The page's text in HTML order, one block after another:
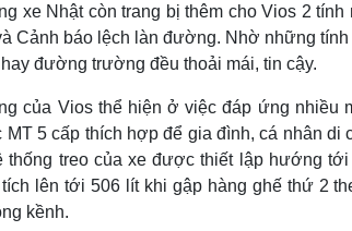
xe Nhật còn trang bị thêm cho Vios 2
Cảnh báo lệch làn đường. Nhờ những
đường trường đều thoải mái, tin cậy.
của Vios thể hiện ở việc đáp ứng nhiều
MT 5 cấp thích hợp để gia đình, cá nhân
thống treo của xe được thiết lập hướng
lên tới 506 lít khi gập hàng ghế thứ 2
kềnh.